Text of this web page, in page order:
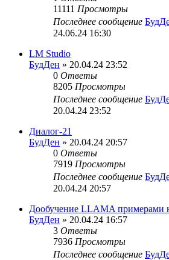
11111 Просмотры
Последнее сообщение
24.06.24 16:30
LM Studio
БудДен » 20.04.24 23:52
0 Ответы
8205 Просмотры
Последнее сообщение
20.04.24 23:52
Диалог-21
БудДен » 20.04.24 20:57
0 Ответы
7919 Просмотры
Последнее сообщение
20.04.24 20:57
Дообучение LLAMA примерами
БудДен » 20.04.24 16:57
3 Ответы
7936 Просмотры
Последнее сообщение